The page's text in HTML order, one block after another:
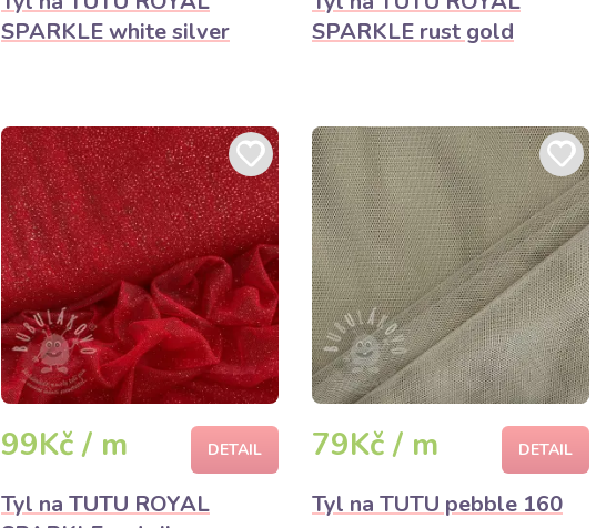
SPARKLE white silver
SPARKLE rust gold
99Kč / m DETAIL
Tyl na TUTU ROYAL
79Kč / m DETAIL
Tyl na TUTU pebble 160